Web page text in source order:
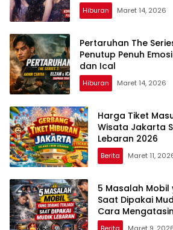
Hiburan Maret 14, 2026
Pertaruhan The
Penutup Penuh
dan Ical
Hiburan Maret 14, 2026
Harga Tiket
Wisata Jakarta
Lebaran 2026
Berita Maret 11,
5 Masalah Mobil
Saat Dipakai
Cara
Berita Maret 9,